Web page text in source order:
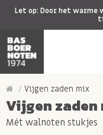
Let op: Door het warme
Vijgen zaden mix
Vijgen zaden
Mét walnoten stukjes